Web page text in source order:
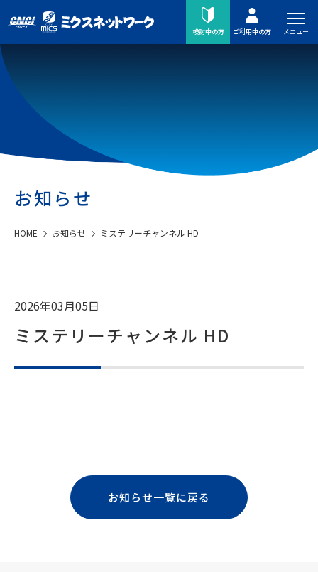
検討中の方 ご利用中の方 メニュー
お知らせ
HOME お知らせ ミステリーチャンネル HD
2026年03月05日
ミステリーチャンネル HD
お知らせ一覧に戻る